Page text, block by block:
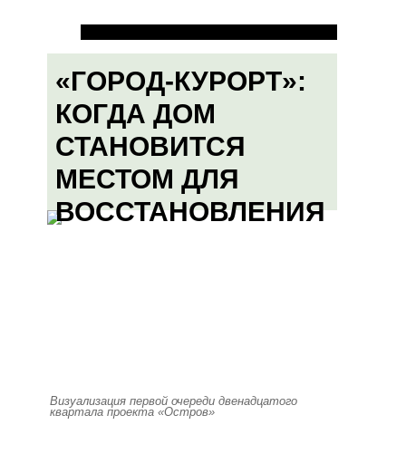
«ГОРОД-КУРОРТ»:
КОГДА ДОМ
СТАНОВИТСЯ
МЕСТОМ ДЛЯ
ВОССТАНОВЛЕНИЯ
Визуализация первой очереди двенадцатого
квартала проекта «Остров»